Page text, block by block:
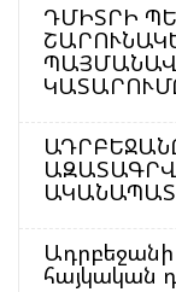
ԴՄԻՏՐԻ
հայկական